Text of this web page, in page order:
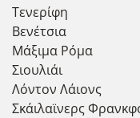
Τενερίφη
Βενέτσια
Μάξιμα Ρόμα
Σιουλιάι
Λόντον Λάιονς
Σκάιλαϊνερς